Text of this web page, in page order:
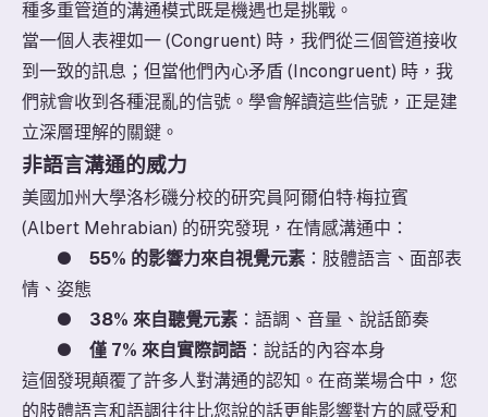
種多重管道的溝通模式既是機遇也是挑戰。
當一個人表裡如一 (Congruent) 時，我們從三個管道接收
到一致的訊息；但當他們內心矛盾 (Incongruent) 時，我
們就會收到各種混亂的信號。學會解讀這些信號，正是建
立深層理解的關鍵。
非語言溝通的威力
美國加州大學洛杉磯分校的研究員阿爾伯特·梅拉賓
(Albert Mehrabian) 的研究發現，在情感溝通中：
● 55% 的影響力來自視覺元素 ：肢體語言、面部表
情、姿態
● 38% 來自聽覺元素 ：語調、音量、說話節奏
● 僅 7% 來自實際詞語 ：說話的內容本身
這個發現顛覆了許多人對溝通的認知。在商業場合中，您
的肢體語言和語調往往比您說的話更能影響對方的感受和